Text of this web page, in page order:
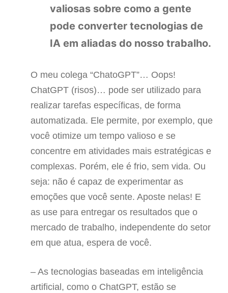
valiosas sobre como a gente
pode converter tecnologias de
IA em aliadas do nosso trabalho.
O meu colega “ChatoGPT”… Oops!
ChatGPT (risos)… pode ser utilizado para
realizar tarefas específicas, de forma
automatizada. Ele permite, por exemplo, que
você otimize um tempo valioso e se
concentre em atividades mais estratégicas e
complexas. Porém, ele é frio, sem vida. Ou
seja: não é capaz de experimentar as
emoções que você sente. Aposte nelas! E
as use para entregar os resultados que o
mercado de trabalho, independente do setor
em que atua, espera de você.
– As tecnologias baseadas em inteligência
artificial, como o ChatGPT, estão se